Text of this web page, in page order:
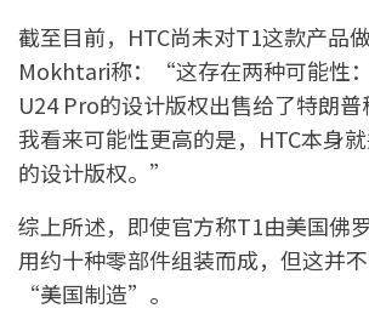
截至目前，HTC尚未对T1这款产品
Mokhtari称：“这存在两种可能性
U24 Pro的设计版权出售给了特朗
我看来可能性更高的是，HTC本身
的设计版权。”
综上所述，即使官方称T1由美国佛
用约十种零部件组装而成，但这并
“美国制造”。